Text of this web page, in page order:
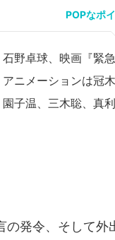
POPなポ
石野卓球、映画『緊
アニメーションは冠
園子温、三木聡、真
の発令、そして